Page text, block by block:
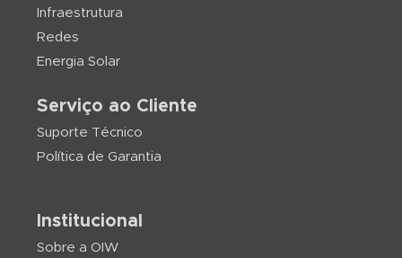
Infraestrutura
Redes
Energia Solar
Serviço ao Cliente
Suporte Técnico
Política de Garantia
Institucional
Sobre a OIW